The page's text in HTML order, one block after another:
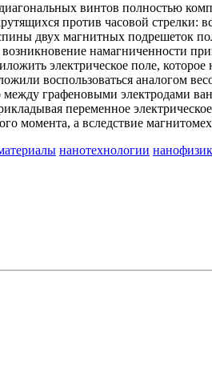
винтов полностью
против часовой стрелки:
двух магнитных подрешеток
намагниченности
электрическое поле,
воспользоваться аналогом
графеновыми электродами
переменное
момента, а вследствие
нанотехнологии